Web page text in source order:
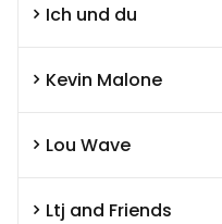
Ich und du
Kevin Malone
Lou Wave
Ltj and Friends